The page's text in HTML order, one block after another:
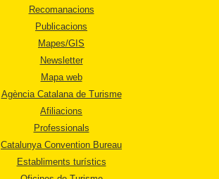
Recomanacions
Publicacions
Mapes/GIS
Newsletter
Mapa web
Agència Catalana de Turisme
Afiliacions
Professionals
Catalunya Convention Bureau
Establiments turístics